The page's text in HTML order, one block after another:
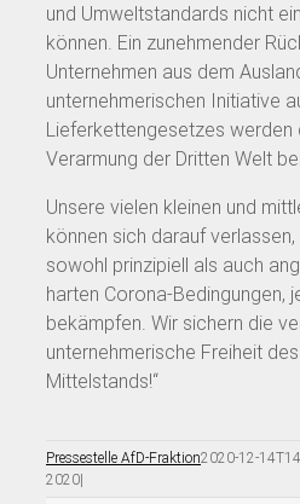
und Umweltstandards nicht
können. Ein zunehmender
Unternehmen aus dem
unternehmerischen Initiative
Lieferkettengesetzes werden
Verarmung der Dritten Welt
Unsere vielen kleinen und
können sich darauf verlassen,
sowohl prinzipiell als auch
harten Corona-Bedingungen,
bekämpfen. Wir sichern die
unternehmerische Freiheit
Mittelstands!“
Pressestelle AfD-Fraktion2020-12-
2020|